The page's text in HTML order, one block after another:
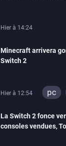
Hier à 14:24
Minecraft arrivera
Switch 2
Hier à 12:54 pc
wiiu
La Switch 2 fonce
consoles vendues,